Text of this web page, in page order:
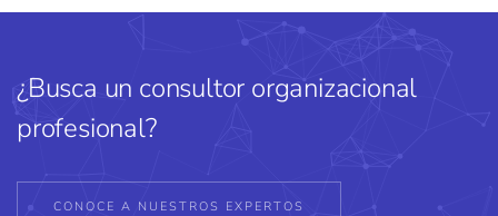
¿Busca un consultor organizacional
profesional?
CONOCE A NUESTROS EXPERTOS